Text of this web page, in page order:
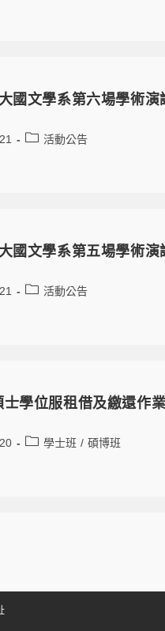
國文學系第六場學術演
活動公告
國文學系第五場學術演
活動公告
士學位服租借及繳還作業
學士班 / 碩博班